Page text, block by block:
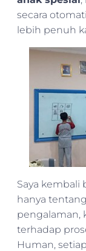
secara
lebih penuh
Saya kembali
hanya
pengalaman,
terhadap
Human,